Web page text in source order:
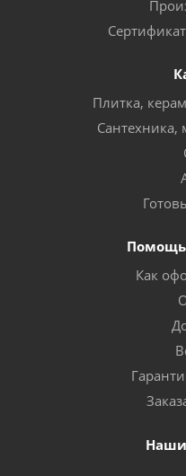
Плитка,
Сантехника,
Помощь
Как
Наши